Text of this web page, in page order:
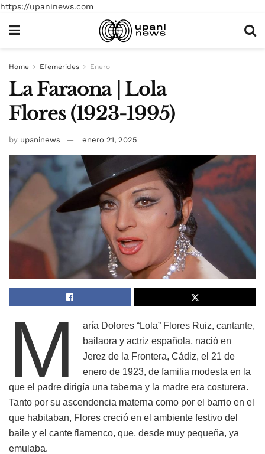
https://upaninews.com
Home Efemérides Enero
La Faraona | Lola
Flores (1923-1995)
by upaninews enero 21, 2025
M
aría Dolores “Lola” Flores Ruiz, cantante,
bailaora y actriz española, nació en
Jerez de la Frontera, Cádiz, el 21 de
enero de 1923, de familia modesta en la
que el padre dirigía una taberna y la madre era costurera.
Tanto por su ascendencia materna como por el barrio en el
que habitaban, Flores creció en el ambiente festivo del
baile y el cante flamenco, que, desde muy pequeña, ya
emulaba.